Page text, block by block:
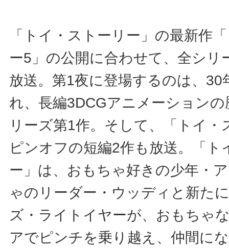
「トイ・ストーリー」の最新作
ー5」の公開に合わせて、全シリ
放送。第1夜に登場するのは、30
れ、長編3DCGアニメーション
リーズ第1作。そして、「トイ・
ピンオフの短編2作も放送。「ト
ー」は、おもちゃ好きの少年・
ゃのリーダー・ウッディと新た
ズ・ライトイヤーが、おもちゃ
アでピンチを乗り越え、仲間に